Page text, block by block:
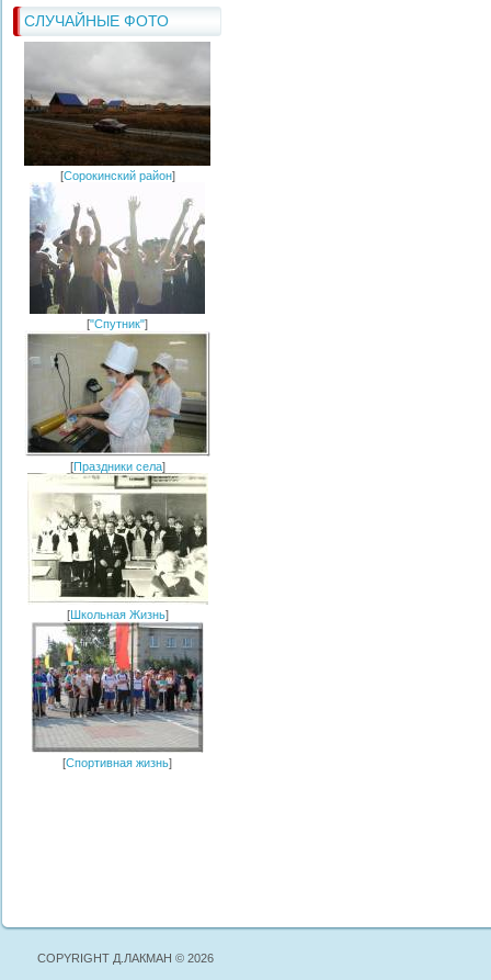
СЛУЧАЙНЫЕ ФОТО
[Сорокинский район]
["Спутник"]
[Праздники села]
[Школьная Жизнь]
[Спортивная жизнь]
COPYRIGHT Д.ЛАКМАН © 2026